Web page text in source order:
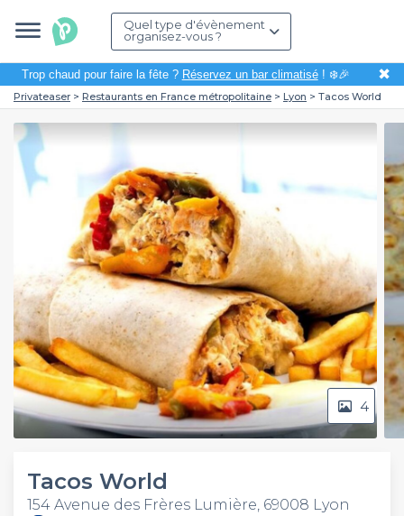
Quel type d'évènement
organisez-vous ?
Trop chaud pour faire la fête ? Réservez un bar climatisé! ❄️🎉 ✖
Privateaser Restaurants en France métropolitaine Lyon Tacos World
4
Tacos World
154 Avenue des Frères Lumière, 69008 Lyon